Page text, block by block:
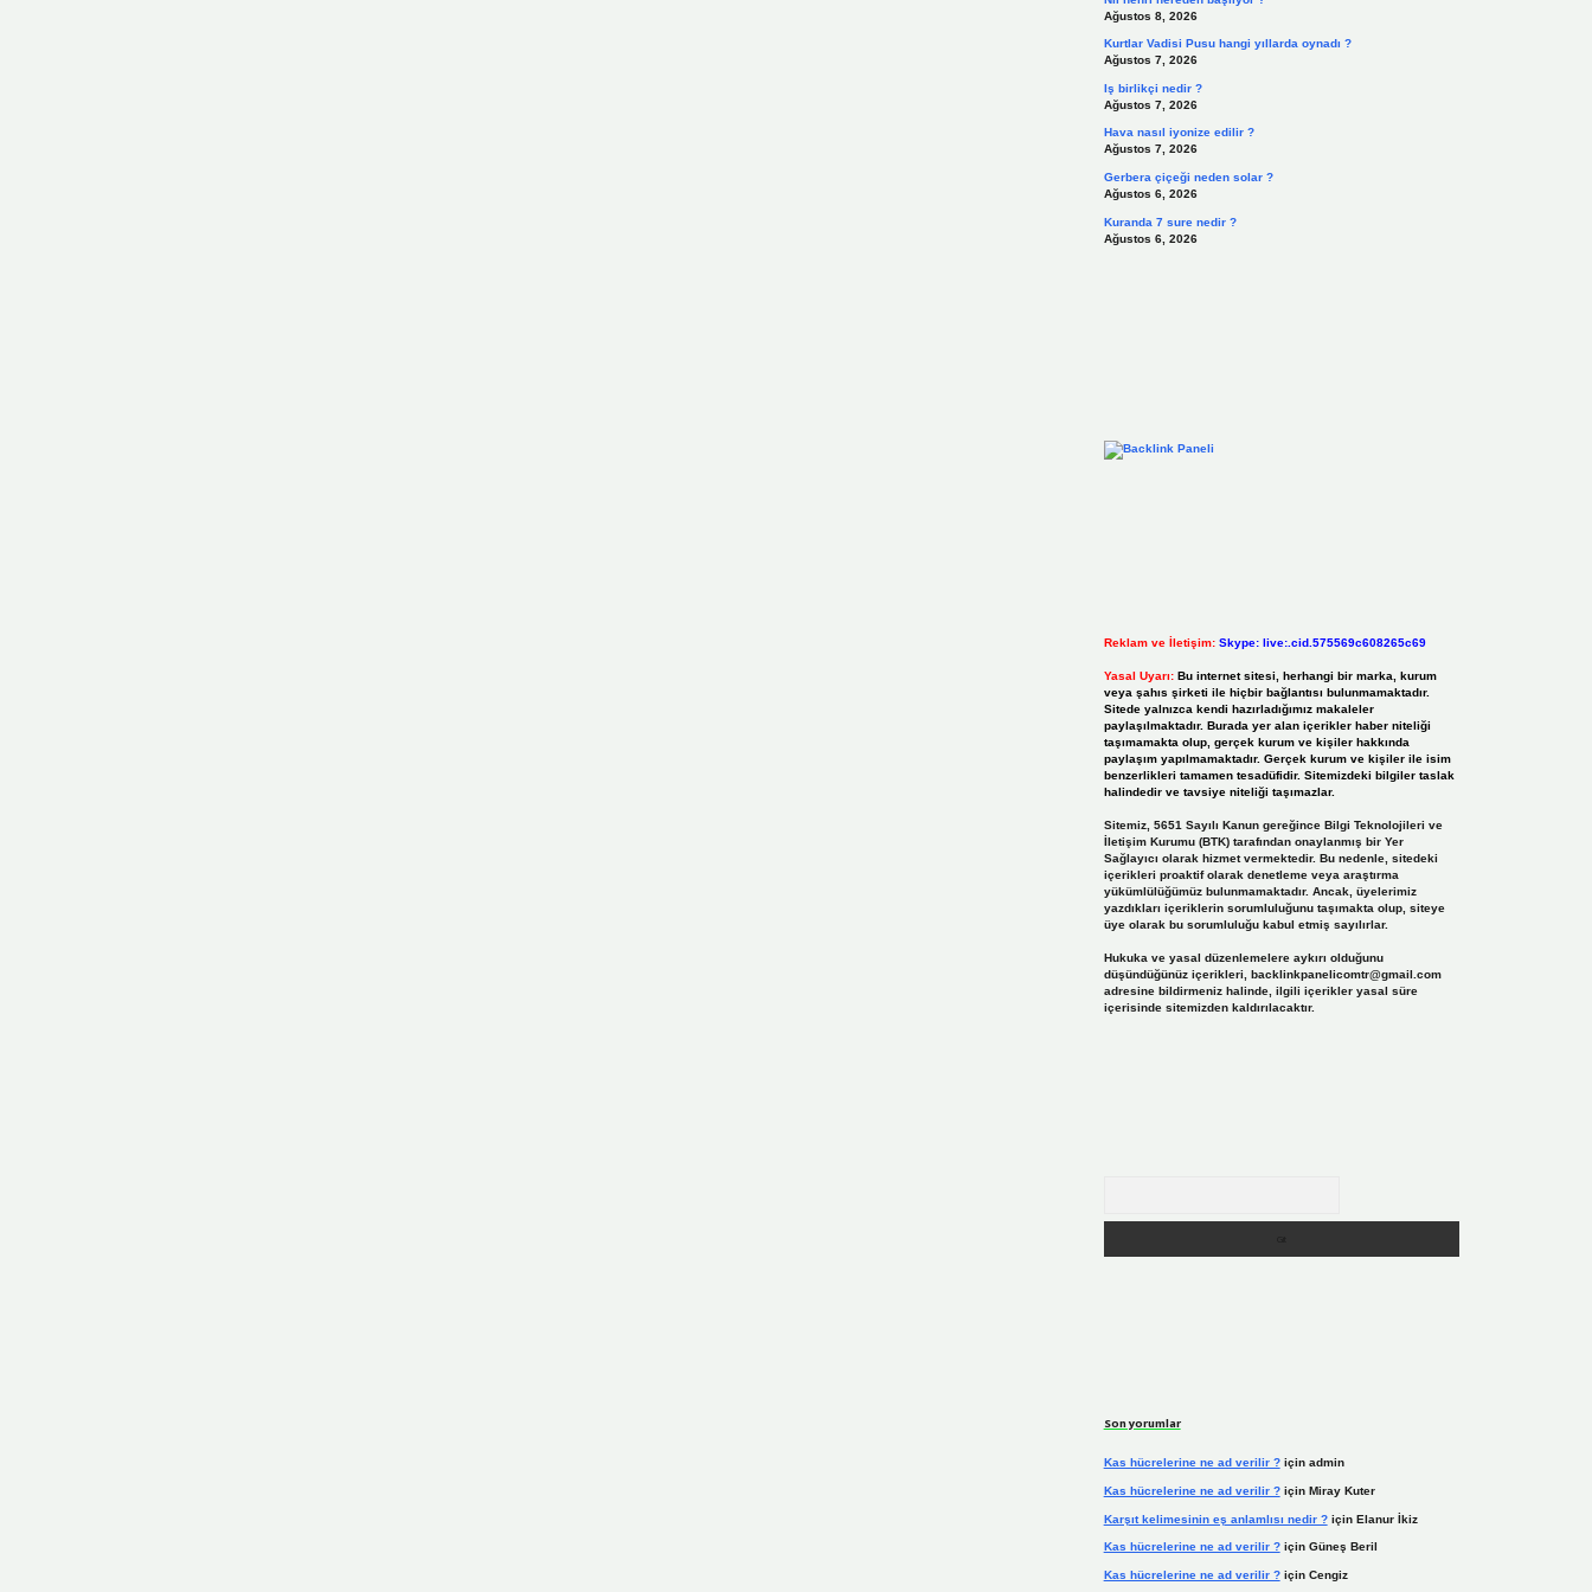
Ağustos 8, 2026
Kurtlar Vadisi Pusu hangi yıllarda oynadı ?
Ağustos 7, 2026
Iş birlikçi nedir ?
Ağustos 7, 2026
Hava nasıl iyonize edilir ?
Ağustos 7, 2026
Gerbera çiçeği neden solar ?
Ağustos 6, 2026
Kuranda 7 sure nedir ?
Ağustos 6, 2026
Reklam ve İletişim: Skype: live:.cid.575569c608265c69
Yasal Uyarı: Bu internet sitesi, herhangi bir marka, kurum
veya şahıs şirketi ile hiçbir bağlantısı bulunmamaktadır.
Sitede yalnızca kendi hazırladığımız makaleler
paylaşılmaktadır. Burada yer alan içerikler haber niteliği
taşımamakta olup, gerçek kurum ve kişiler hakkında
paylaşım yapılmamaktadır. Gerçek kurum ve kişiler ile isim
benzerlikleri tamamen tesadüfidir. Sitemizdeki bilgiler taslak
halindedir ve tavsiye niteliği taşımazlar.
Sitemiz, 5651 Sayılı Kanun gereğince Bilgi Teknolojileri ve
İletişim Kurumu (BTK) tarafından onaylanmış bir Yer
Sağlayıcı olarak hizmet vermektedir. Bu nedenle, sitedeki
içerikleri proaktif olarak denetleme veya araştırma
yükümlülüğümüz bulunmamaktadır. Ancak, üyelerimiz
yazdıkları içeriklerin sorumluluğunu taşımakta olup, siteye
üye olarak bu sorumluluğu kabul etmiş sayılırlar.
Hukuka ve yasal düzenlemelere aykırı olduğunu
düşündüğünüz içerikleri, backlinkpanelicomtr@gmail.com
adresine bildirmeniz halinde, ilgili içerikler yasal süre
içerisinde sitemizden kaldırılacaktır.
Son yorumlar
Kas hücrelerine ne ad verilir ?için admin
Kas hücrelerine ne ad verilir ?için Miray Kuter
Karşıt kelimesinin eş anlamlısı nedir ?için Elanur İkiz
Kas hücrelerine ne ad verilir ?için Güneş Beril
Kas hücrelerine ne ad verilir ?için Cengiz